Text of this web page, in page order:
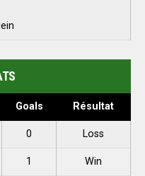
Goals Résultat
0 Loss
1 Win